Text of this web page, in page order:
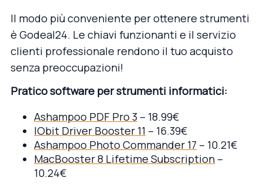
Il modo più conveniente per ottenere strumenti
è Godeal24. Le chiavi funzionanti e il servizio
clienti professionale rendono il tuo acquisto
senza preoccupazioni!
Pratico software per strumenti informatici:
Ashampoo PDF Pro 3 – 18.99€
IObit Driver Booster 11 – 16.39€
Ashampoo Photo Commander 17 – 10.21€
MacBooster 8 Lifetime Subscription –
10.24€